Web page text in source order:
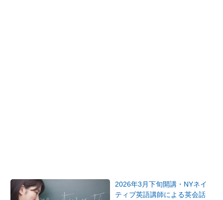
2026年3月下旬開講・NYネイ
ティブ英語講師による英会話